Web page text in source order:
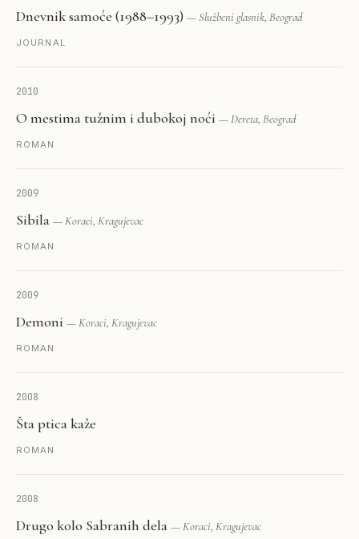
Dnevnik samoće (1988–1993) — Službeni glasnik, Beograd
JOURNAL
2010
O mestima tužnim i dubokoj noći — Dereta, Beograd
ROMAN
2009
Sibila — Koraci, Kragujevac
ROMAN
2009
Demoni — Koraci, Kragujevac
ROMAN
2008
Šta ptica kaže
ROMAN
2008
Drugo kolo Sabranih dela — Koraci, Kragujevac